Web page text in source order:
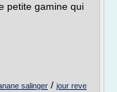
petite gamine qui
salinger / jour reve